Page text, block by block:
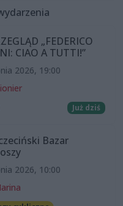
„FEDERICO
CIAO A TUTTI!”
2026, 19:00
Już dziś
Bazar
2026, 10:00